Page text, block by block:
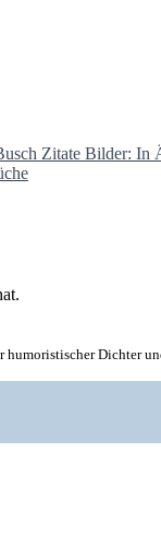
humoristischer Dichter